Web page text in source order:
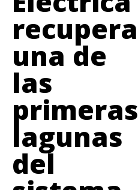
recupera
una de
las
primeras
lagunas
del